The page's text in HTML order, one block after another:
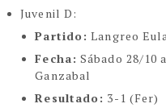
Juvenil D:
Partido: Langreo
Fecha: Sábado 28/10
Ganzabal
Resultado: 3-1 (Fer)